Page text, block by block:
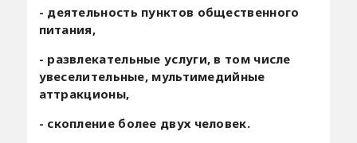
- деятельность пунктов общественного
питания,
- развлекательные услуги, в том числе
увеселительные, мультимедийные
аттракционы,
- скопление более двух человек.